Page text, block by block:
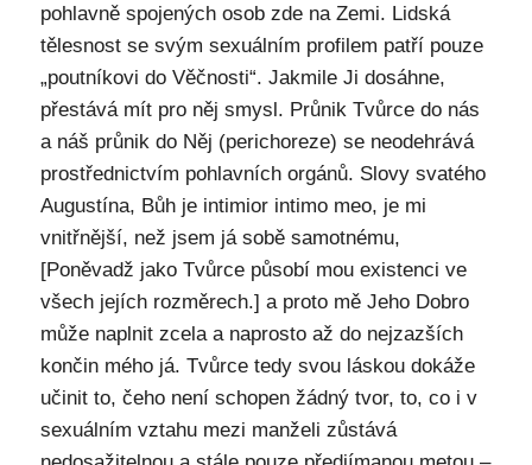
pohlavně spojených osob zde na Zemi. Lidská
tělesnost se svým sexuálním profilem patří pouze
„poutníkovi do Věčnosti“. Jakmile Ji dosáhne,
přestává mít pro něj smysl. Průnik Tvůrce do nás
a náš průnik do Něj (perichoreze) se neodehrává
prostřednictvím pohlavních orgánů. Slovy svatého
Augustína, Bůh je intimior intimo meo, je mi
vnitřnější, než jsem já sobě samotnému,
[Poněvadž jako Tvůrce působí mou existenci ve
všech jejích rozměrech.] a proto mě Jeho Dobro
může naplnit zcela a naprosto až do nejzazších
končin mého já. Tvůrce tedy svou láskou dokáže
učinit to, čeho není schopen žádný tvor, to, co i v
sexuálním vztahu mezi manželi zůstává